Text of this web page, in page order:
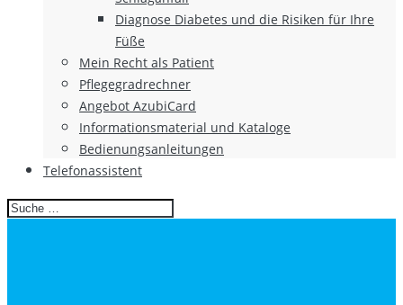
Diagnose Diabetes und die Risiken für Ihre
Füße
Mein Recht als Patient
Pflegegradrechner
Angebot AzubiCard
Informationsmaterial und Kataloge
Bedienungsanleitungen
Telefonassistent
Search